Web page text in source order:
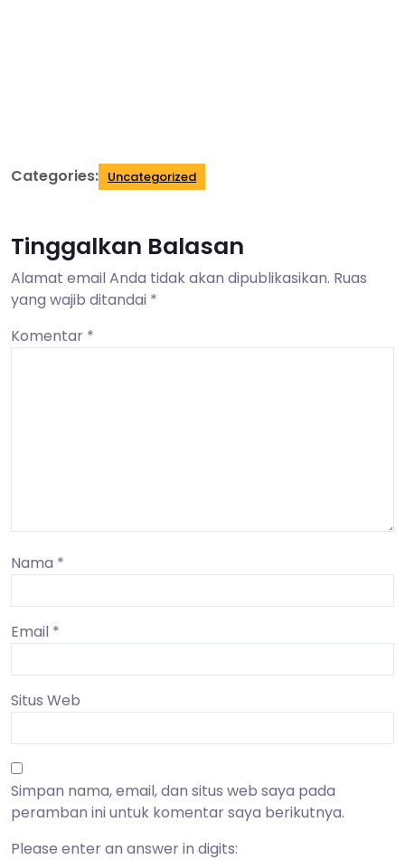
Categories: Uncategorized
Tinggalkan Balasan
Alamat email Anda tidak akan dipublikasikan. Ruas
yang wajib ditandai *
Komentar *
Nama *
Email *
Situs Web
Simpan nama, email, dan situs web saya pada
peramban ini untuk komentar saya berikutnya.
Please enter an answer in digits: